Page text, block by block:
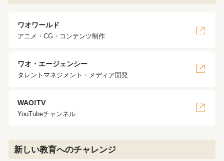
ワオワールド
アニメ・CG・コンテンツ制作
ワオ・エージェンシー
タレントマネジメント・メディア開発
WAO!TV
YouTubeチャンネル
新しい教育へのチャレンジ